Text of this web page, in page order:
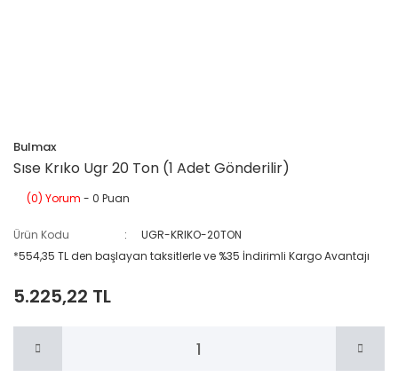
Bulmax
Sıse Krıko Ugr 20 Ton (1 Adet Gönderilir)
(0) Yorum - 0 Puan
Ürün Kodu
UGR-KRIKO-20TON
*554,35 TL den başlayan taksitlerle ve %35 İndirimli Kargo Avantajı
5.225,22 TL